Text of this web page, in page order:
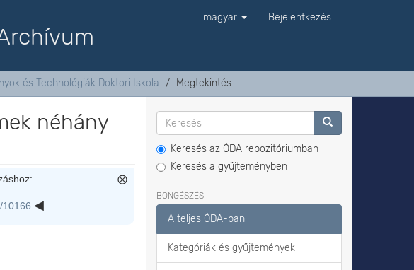
magyar Bejelentkezés
és Technológiák Doktori Iskola Megtekintés
néhány
10166
Keresés az ÓDA repozitóriumban
Keresés a gyűjteményben
BÖNGÉSZÉS
A teljes ÓDA-ban
Kategóriák és gyűjtemények